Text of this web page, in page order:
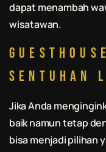
dapat menambah
wisatawan.
Sentuhan
Jika Anda
baik namun tetap
bisa menjadi pilihan